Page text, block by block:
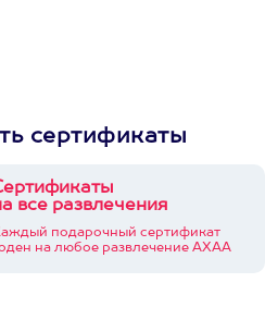
сертификаты
все развлечения
подарочный сертификат
на любое развлечение АХАА